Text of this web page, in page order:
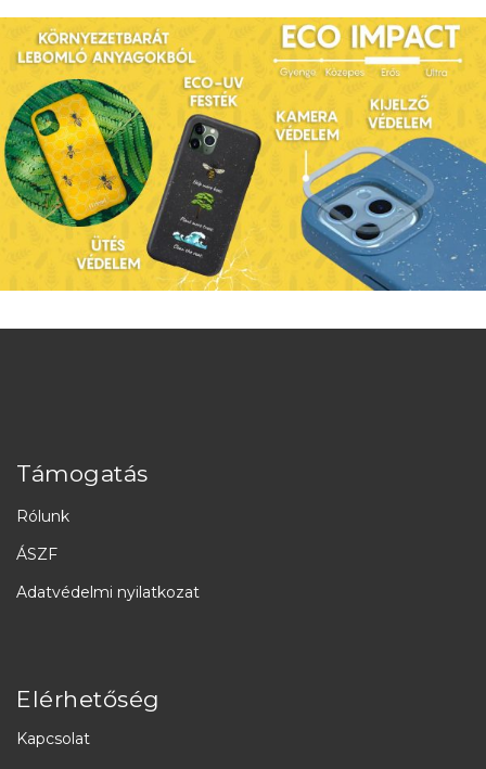
Támogatás
Rólunk
ÁSZF
Adatvédelmi nyilatkozat
Elérhetőség
Kapcsolat